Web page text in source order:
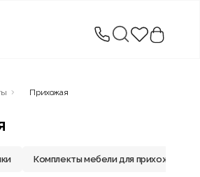
Прихожая
Комплекты мебели для прихожей